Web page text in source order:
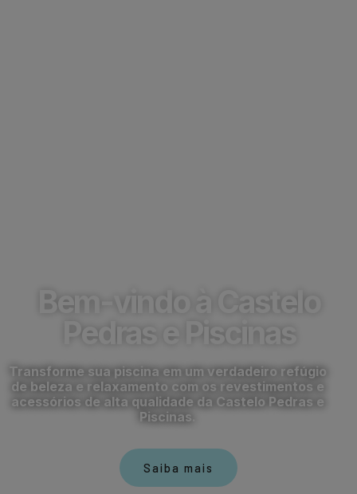
Bem-vindo à Castelo
Pedras e Piscinas
Transforme sua piscina em um verdadeiro refúgio
de beleza e relaxamento com os revestimentos e
acessórios de alta qualidade da Castelo Pedras e
Piscinas.
Saiba mais